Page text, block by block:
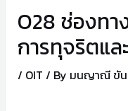
O28 ช่องทา
การทุจริตแ
/ OIT / By มนญาณี ขัน